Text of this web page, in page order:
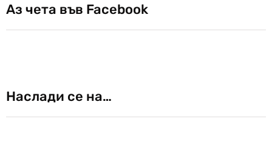
Аз чета във Facebook
Наслади се на…